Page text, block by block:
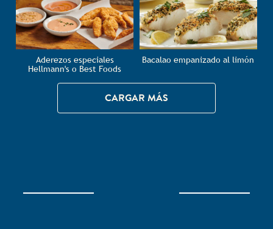
Aderezos especiales
Hellmann's o Best Foods
Bacalao empanizado al limón
CARGAR MÁS